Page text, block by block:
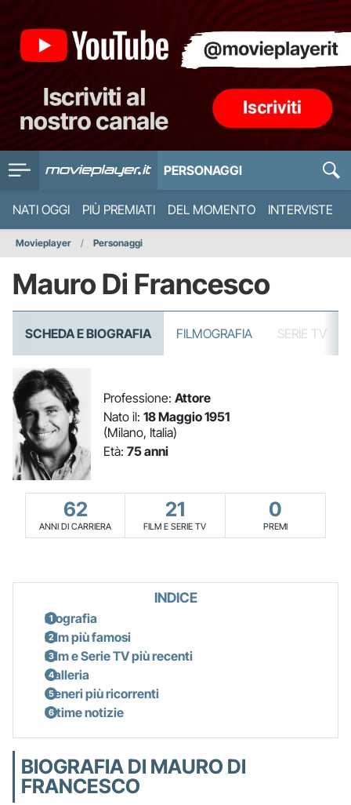
PERSONAGGI
NATI OGGI PIÙ PREMIATI DEL MOMENTO INTERVISTE
Movieplayer Personaggi
Mauro Di Francesco
SCHEDA E BIOGRAFIA FILMOGRAFIA SERIE TV
Professione: Attore
Nato il: 18 Maggio 1951
(Milano, Italia)
Età: 75 anni
62
ANNI DI CARRIERA
21
FILM E SERIE TV
0
PREMI
INDICE
Biografia
Film più famosi
Film e Serie TV più recenti
Galleria
Generi più ricorrenti
Ultime notizie
BIOGRAFIA DI MAURO DI
FRANCESCO